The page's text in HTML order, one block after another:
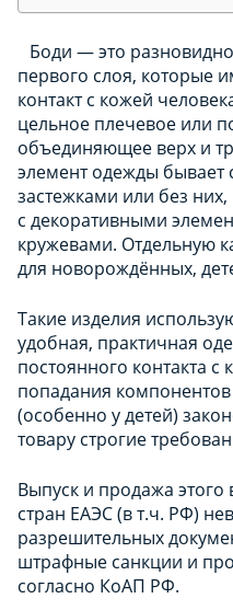
Боди — это
первого слоя, которые
контакт с кожей
цельное плечевое или
объединяющее верх и
элемент одежды бывает
застежками или без
с декоративными
кружевами. Отдельную
для новорождённых,
Такие изделия
удобная, практичная
постоянного контакта
попадания
(особенно у детей)
товару строгие
Выпуск и продажа
стран ЕАЭС (в т.ч. РФ)
разрешительных
штрафные санкции и
согласно КоАП РФ.